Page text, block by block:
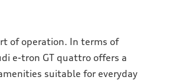
of operation. In terms of
e-tron GT quattro offers a
suitable for everyday